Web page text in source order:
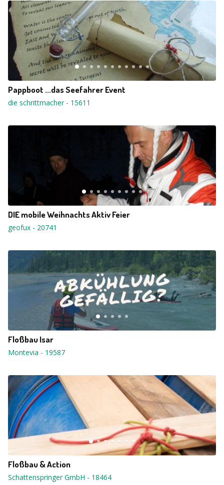
Pappboot ...das Seefahrer Event
die schrittmacher- 15611
DIE mobile Weihnachts Aktiv Feier
geofux - 20741
Floßbau Isar
Montevia - 19587
Floßbau & Action
Schattenspringer GmbH - 18464